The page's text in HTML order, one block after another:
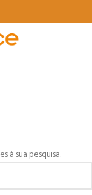
à sua pesquisa.